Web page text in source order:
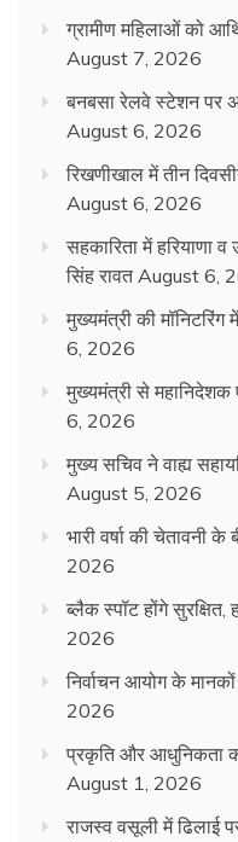
ग्रामीण महिलाओं को
August 7, 2026
बनबसा रेलवे स्टेशन पर
August 6, 2026
रिखणीखाल में तीन
August 6, 2026
सहकारिता में हरियाणा
सिंह रावत August 6,
मुख्यमंत्री की मॉनिटरिंग
6, 2026
मुख्यमंत्री से महानिदेशक
6, 2026
मुख्य सचिव ने वाह्य
August 5, 2026
भारी वर्षा की चेतावनी
2026
ब्लैक स्पॉट होंगे सुरक्षित,
2026
निर्वाचन आयोग के
2026
प्रकृति और आधुनिकता
August 1, 2026
राजस्व वसूली में ढिलाई